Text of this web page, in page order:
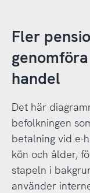
Fler
handel
Det här
befolkningen
betalning vid e-
kön och ålder,
stapeln i
använder